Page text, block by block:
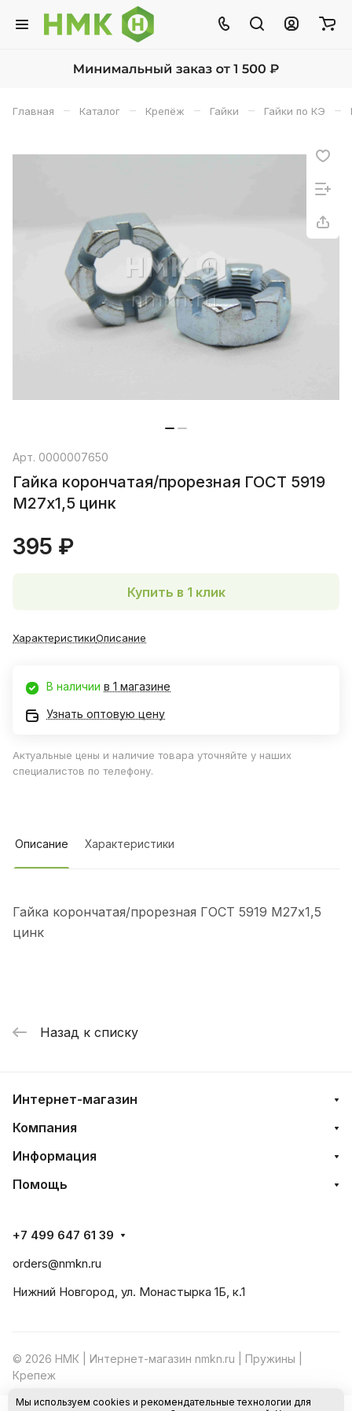
Главная – Каталог – Крепёж – Гайки – Гайки по КЭ –
Арт. 0000007650
Гайка корончатая/прорезная ГОСТ 5919
М27х1,5 цинк
395 ₽
Купить в 1 клик
ХарактеристикиОписание
В наличии в 1 магазине
Узнать оптовую цену
Актуальные цены и наличие товара уточняйте у наших
специалистов по телефону.
Описание Характеристики
Гайка корончатая/прорезная ГОСТ 5919 М27х1,5
цинк
Назад к списку
Интернет-магазин
Компания
Информация
Помощь
+7 499 647 61 39
orders@nmkn.ru
Нижний Новгород, ул. Монастырка 1Б, к.1
© 2026 НМК | Интернет-магазин nmkn.ru | Пружины |
Крепеж
Конфиденциальность Оферта
Мы используем cookies и рекомендательные технологии для